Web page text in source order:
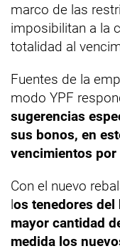
marco de las
imposibilitan a la
totalidad al
Fuentes de la
modo YPF
sugerencias
sus bonos, en
vencimientos
Con el nuevo
los tenedores
mayor cantidad
medida los